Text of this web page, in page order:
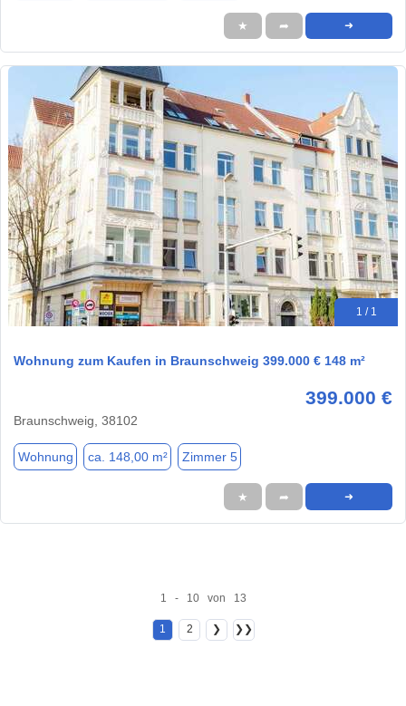
★ ➦ ➜
1 / 1
Wohnung zum Kaufen in Braunschweig 399.000 € 148 m²
399.000 €
Braunschweig, 38102
Wohnung ca. 148,00 m² Zimmer 5
★ ➦ ➜
1 - 10 von 13
1 2 ❯ ❯❯